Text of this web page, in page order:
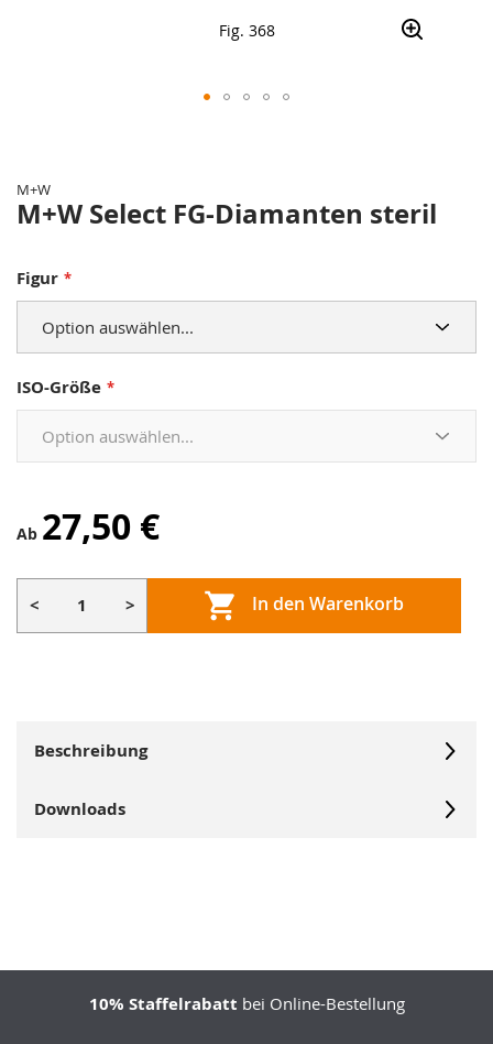
Fig. 368
Bildergalerie
springen
M+W
M+W Select FG-Diamanten steril
Figur
ISO-Größe
Ab 27,50 €
< > In den Warenkorb
Beschreibung
Downloads
10% Staffelrabatt bei Online-Bestellung